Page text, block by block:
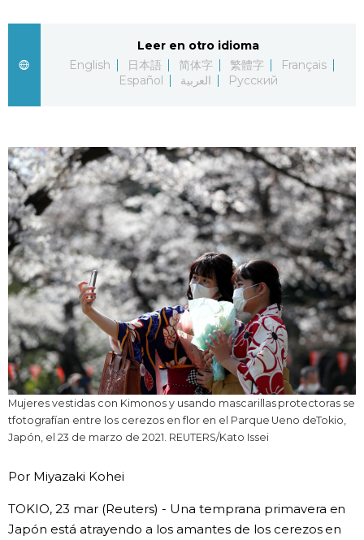
Русский
Vida
Guía de Japón
Vídeos e imágenes
En profundidad
Más
Noticias
Datos de Japón
Gente
official SNS
Leer en otro idioma
English
日本語 简体字 繁體字
Français
Español
العربية Русский
Mujeres vestidas con Kimonos y usando mascarillas protectoras se
tfotografían entre los cerezos en flor en el Parque Ueno deTokio,
Japón, el 23 de marzo de 2021. REUTERS/Kato Issei
Por Miyazaki Kohei
TOKIO, 23 mar (Reuters) - Una temprana primavera en
Japón está atrayendo a los amantes de los cerezos en